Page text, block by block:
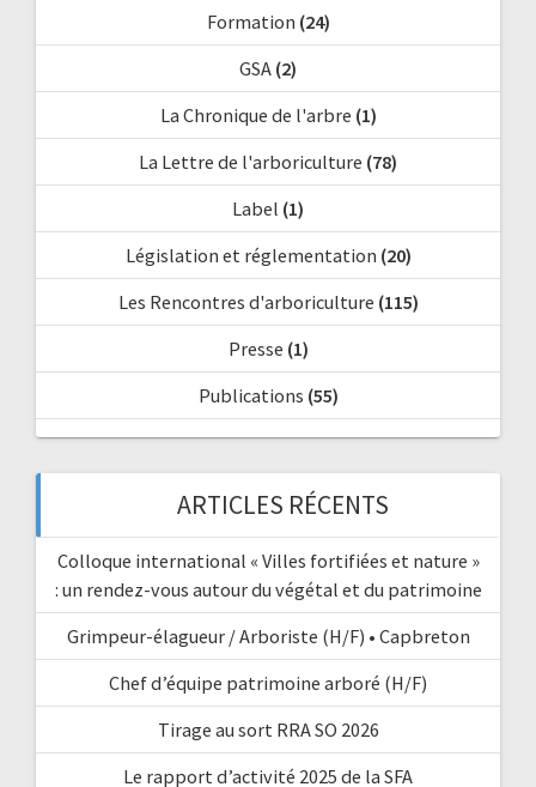
Formation (24)
GSA (2)
La Chronique de l'arbre (1)
La Lettre de l'arboriculture (78)
Label (1)
Législation et réglementation (20)
Les Rencontres d'arboriculture (115)
Presse (1)
Publications (55)
ARTICLES RÉCENTS
Colloque international « Villes fortifiées et nature »
: un rendez-vous autour du végétal et du patrimoine
Grimpeur-élagueur / Arboriste (H/F) • Capbreton
Chef d’équipe patrimoine arboré (H/F)
Tirage au sort RRA SO 2026
Le rapport d’activité 2025 de la SFA